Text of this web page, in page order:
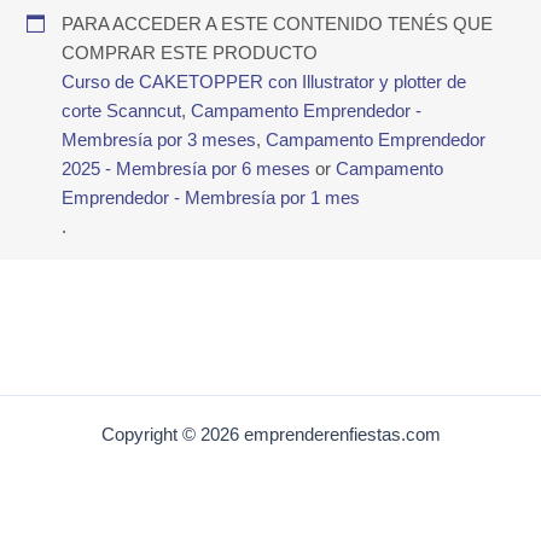
PARA ACCEDER A ESTE CONTENIDO TENÉS QUE
COMPRAR ESTE PRODUCTO
Curso de CAKETOPPER con Illustrator y plotter de
corte Scanncut,Campamento Emprendedor -
Membresía por 3 meses,Campamento Emprendedor
2025 - Membresía por 6 meses orCampamento
Emprendedor - Membresía por 1 mes
.
Copyright © 2026 emprenderenfiestas.com